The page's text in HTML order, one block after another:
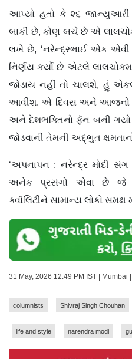
આપ્યો હતો કે ૨૬ જાન્યુઆરી
બાકી છે, કોણ બચે છે એ
લખે છે, ‘નરેન્દ્રભાઈ એક
નિર્ણય કર્યો છે એટલે
જોડાય નહીં તો ચાલશે, હું
આવીશ. એ દિવસ અને આજનો
અને દેશભક્તિનો ફૅન બની ગયો
જોડવાની તેમની અદ્ભુત
‘અપનાપન : નરેન્દ્ર મોદી
અનેક પ્રસંગો એવા છે જે
ક્વૉલિટીને સામાન્ય લોકો
31 May, 2026 12:49 PM IST | Mumbai
columnists Shivraj Singh Chouhan
life and style narendra modi